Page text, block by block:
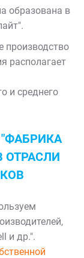
образована в
производство
располагает
и среднего
ОТРАСЛИ
и др.".